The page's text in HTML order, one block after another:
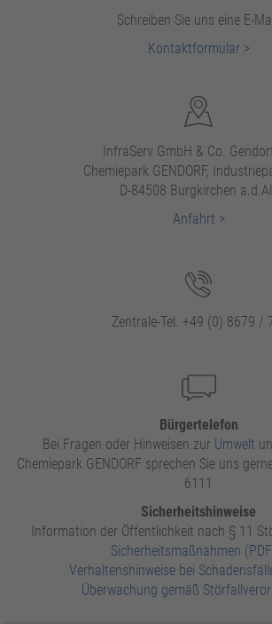
Schreiben Sie uns eine E-
Kontaktformular>
InfraServ GmbH & Co.
Chemiepark GENDORF,
D-84508 Burgkirchen
Anfahrt >
Zentrale-Tel. +49 (0) 8679 /
Bürgertelefon
Bei Fragen oder Hinweisen zur Umwelt
Chemiepark GENDORF sprechen Sie uns
6111
Sicherheitshinweise
Information der Öffentlichkeit nach § 11
Sicherheitsmaßnahmen
Verhaltenshinweise bei
Überwachung gemäß